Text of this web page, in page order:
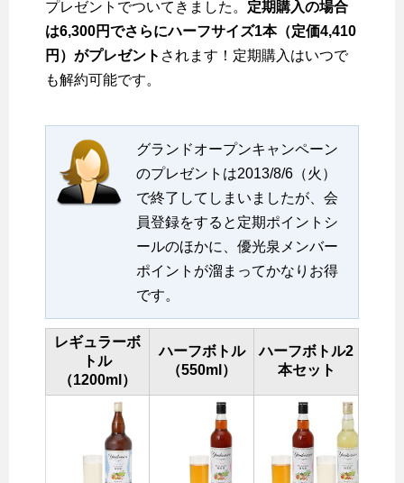
プレゼントでついてきました。 定期購入の場合
は6,300円でさらにハーフサイズ1本（定価4,410
円）がプレゼント されます！定期購入はいつで
も解約可能です。
グランドオープンキャンペーン
のプレゼントは2013/8/6（火）
で終了してしまいましたが、会
員登録をすると定期ポイントシ
ールのほかに、優光泉メンバー
ポイントが溜まってかなりお得
です。
レギュラーボ
トル
（1200ml）
ハーフボトル
（550ml）
ハーフボトル2
本セット